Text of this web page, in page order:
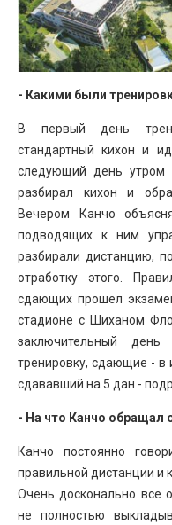
- Какими были
В первый день
стандартный кихон и
следующий день утром
разбирал кихон и
Вечером Канчо
подводящих к ним
разбирали дистанцию,
отработку этого.
сдающих прошел
стадионе с Шиханом
заключительный
тренировку, сдающие - в
сдававший на 5 дан -
- На что Канчо обращал
Канчо постоянно
правильной дистанции и
Очень досконально все
не полностью